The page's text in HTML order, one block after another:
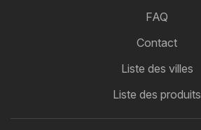
FAQ
Contact
Liste des villes
Liste des produits